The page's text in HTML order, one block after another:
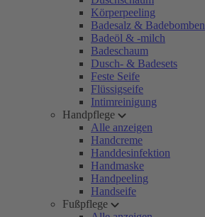
Körperpeeling
Badesalz & Badebomben
Badeöl & -milch
Badeschaum
Dusch- & Badesets
Feste Seife
Flüssigseife
Intimreinigung
Handpflege
Alle anzeigen
Handcreme
Handdesinfektion
Handmaske
Handpeeling
Handseife
Fußpflege